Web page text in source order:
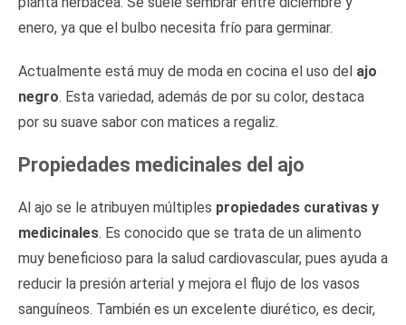
enero, ya que el bulbo necesita frío para germinar.
Actualmente está muy de moda en cocina el uso del ajo
negro. Esta variedad, además de por su color, destaca
por su suave sabor con matices a regaliz.
Propiedades medicinales del ajo
Al ajo se le atribuyen múltiples propiedades curativas y
medicinales. Es conocido que se trata de un alimento
muy beneficioso para la salud cardiovascular, pues ayuda a
reducir la presión arterial y mejora el flujo de los vasos
sanguíneos. También es un excelente diurético, es decir,